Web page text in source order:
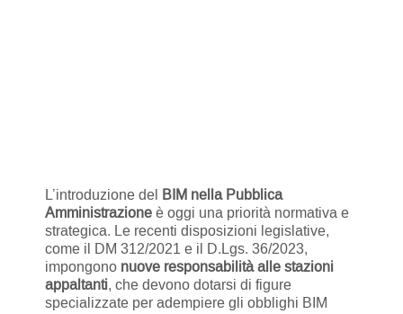
L’introduzione del BIM nella Pubblica
Amministrazioneè oggi una priorità normativa e
strategica. Le recenti disposizioni legislative,
come il DM 312/2021 e il D.Lgs. 36/2023,
impongono nuove responsabilità alle stazioni
appaltanti, che devono dotarsi di figure
specializzate per adempiere gli obblighi BIM